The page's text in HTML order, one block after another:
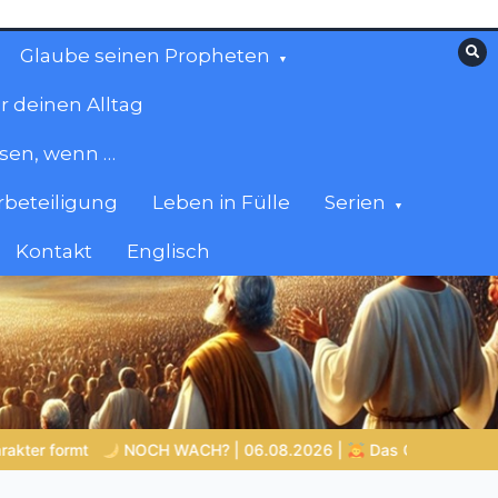
Glaube seinen Propheten
deinen Alltag
wenn …
Leben in Fülle Serien
Kontakt Englisch
| 06.08.2026 | Das Größte, was du geben kannst